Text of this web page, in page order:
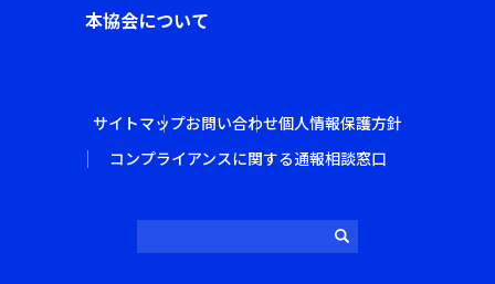
本協会について
サイトマップお問い合わせ個人情報保護方針
コンプライアンスに関する通報相談窓口